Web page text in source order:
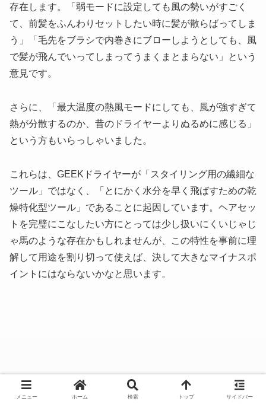
存在します。「弱モードに設定しても風の勢いがすごく
て、前髪をふんわりセットしたい時に髪が散らばってしま
う」「毛先をブラシで内巻きにブローしようとしても、風
で髪が飛んでいってしまってうまくまとまらない」という
意見です。
さらに、「最大温度の熱風モードにしても、風が強すぎて
熱が分散するのか、昔のドライヤーよりぬるめに感じる」
という方もいらっしゃいました。
これらは、GEEKドライヤーが「スタイリング用の繊細な
ツール」ではなく、「とにかく水分を早く飛ばすための乾
燥特化型ツール」であることに起因しています。ヘアセッ
トを完璧にこなしたい方にとっては少し扱いにくいじゃじ
ゃ馬のような存在かもしれませんが、この特性を事前に理
解して用途を割り切って使えば、決して大きなマイナスポ
イントにはならないかなと思います。
メニュー ホーム 検索 トップ サイドバー